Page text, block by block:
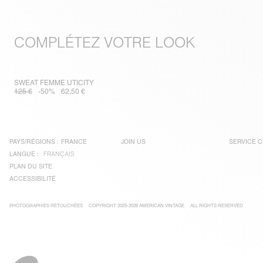
COMPLÉTEZ VOTRE LOOK
SWEAT FEMME UTICITY
125 €
-50% 62,50 €
PAYS/RÉGIONS : FRANCE
LANGUE :
FRANÇAIS
PLAN DU SITE
ACCESSIBILITÉ
JOIN US SERVICE
PHOTOGRAPHIES RETOUCHÉES COPYRIGHT 2025-2026 AMERICAN VINTAGE ALL RIGHTS RESERVED